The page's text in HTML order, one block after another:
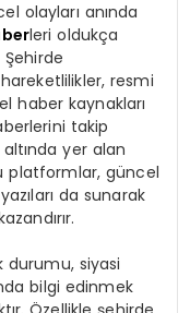
olayları anında
leri oldukça
resmi
haber kaynakları
takip
altında yer alan
platformlar, güncel
da sunarak
durumu, siyasi
bilgi edinmek